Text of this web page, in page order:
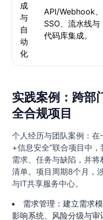
成
与
自
动
化
API/Webhook、
SSO、流水线与
代码库集成。
实践案例：跨部
全合规项目
个人经历与团队案例：在
+信息安全”联合项目中
需求、任务与缺陷，并
清单。项目周期8个月，
与IT共享服务中心。
需求管理：建立需求
影响系统、风险分级与